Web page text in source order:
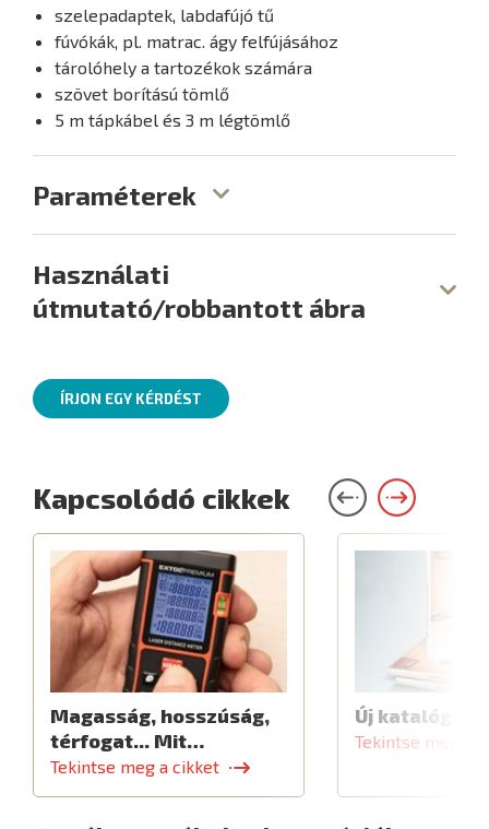
szelepadaptek, labdafújó tű
fúvókák, pl. matrac. ágy felfújásához
tárolóhely a tartozékok számára
szövet borítású tömlő
5 m tápkábel és 3 m légtömlő
Paraméterek
Használati
útmutató/robbantott ábra
ÍRJON EGY KÉRDÉST
Kapcsolódó cikkek
Magasság, hosszúság,
térfogat... Mit…
Tekintse meg a cikket
Új katalógus
Tekintse meg a